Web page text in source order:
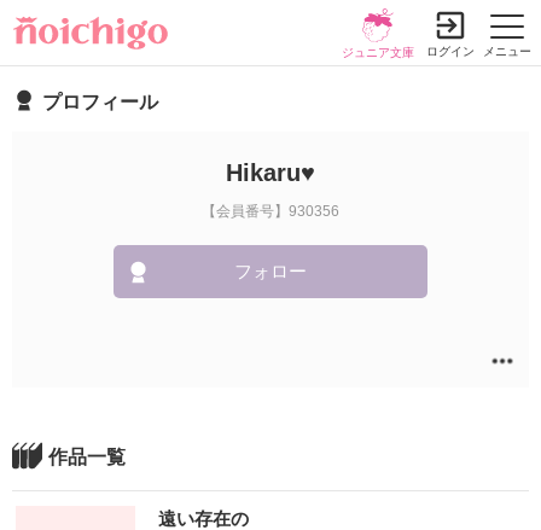
メニュー
ジュニア文庫 ログイン
プロフィール
Hikaru♥
【会員番号】930356
フォロー
作品一覧
遠い存在の